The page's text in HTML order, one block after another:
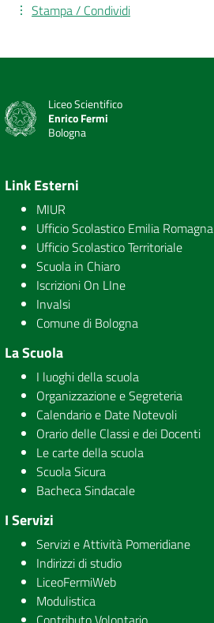
Stampa / Condividi
Liceo Scientifico
Enrico Fermi
Bologna
Link Esterni
MIUR
Ufficio Scolastico Emilia Romagna
Ufficio Scolastico Territoriale
Scuola in Chiaro
Iscrizioni On LIne
Invalsi
Comune di Bologna
La Scuola
I luoghi della scuola
Organizzazione e Segreteria
Calendario e Date Notevoli
Orario delle Classi e dei Docenti
Le carte della scuola
Scuola Sicura
Bacheca Sindacale
I Servizi
Servizi e Attività Pomeridiane
Indirizzi di studio
LiceoFermiWeb
Modulistica